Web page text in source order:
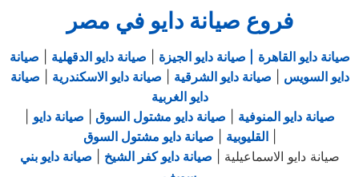
فروع صيانة دايو في مصر
صيانة دايو القاهرة | صيانة دايو الجيزة صيانة دايو الدقهلية
صيانة
دايو السويس
صيانة دايو الشرقية صيانة دايو الاسكندرية
صيانة
دايو الغربية
صيانة دايو المنوفية صيانة دايو مشتول السوق
صيانة دايو
القليوبية
صيانة دايو مشتول السوق
|
صيانة دايو الاسماعيلية | صيانة دايو كفر الشيخ
صيانة دايو بني